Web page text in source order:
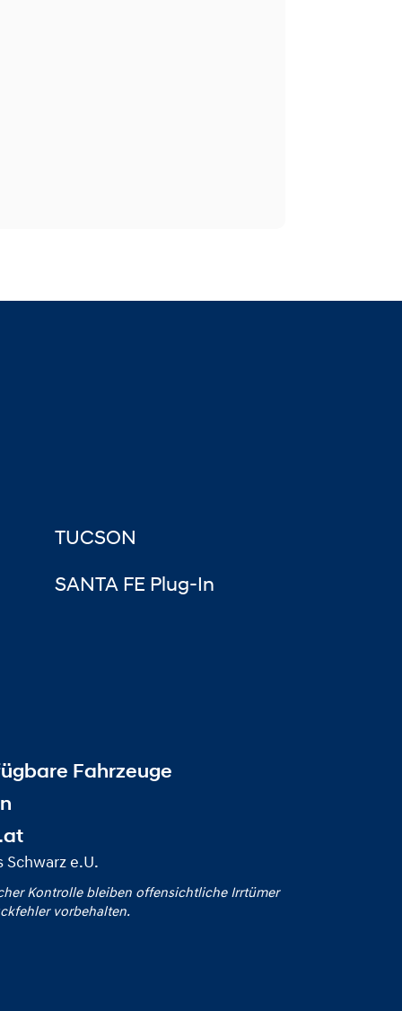
TUCSON
SANTA FE Plug-In
Fahrzeuge
e.U.
Kontrolle bleiben offensichtliche Irrtümer
vorbehalten.